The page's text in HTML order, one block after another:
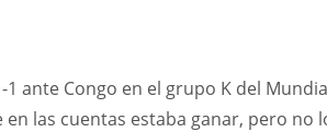
ante Congo en el grupo K del
en las cuentas estaba ganar, pero